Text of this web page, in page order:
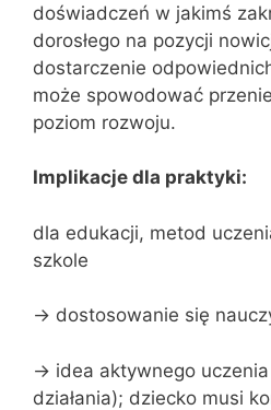
doświadczeń w jakimś
dorosłego na pozycji
dostarczenie
może spowodować
poziom rozwoju.
Implikacje dla praktyki:
dla edukacji, metod
szkole
-> dostosowanie się
-> idea aktywnego
działania); dziecko musi